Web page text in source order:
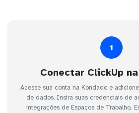
1
Conectar ClickUp
Acesse sua conta na Kondado e
de dados. Insira suas credenciais de
integrações de Espaços de Trabalho,